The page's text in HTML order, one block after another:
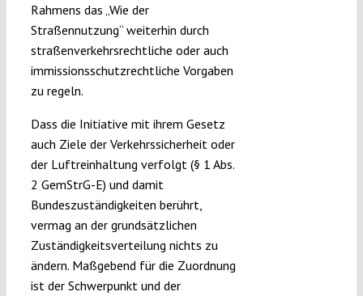
Rahmens das „Wie der
Straßennutzung“ weiterhin durch
straßenverkehrsrechtliche oder auch
immissionsschutzrechtliche Vorgaben
zu regeln.
Dass die Initiative mit ihrem Gesetz
auch Ziele der Verkehrssicherheit oder
der Luftreinhaltung verfolgt (§ 1 Abs.
2 GemStrG-E) und damit
Bundeszuständigkeiten berührt,
vermag an der grundsätzlichen
Zuständigkeitsverteilung nichts zu
ändern. Maßgebend für die Zuordnung
ist der Schwerpunkt und der